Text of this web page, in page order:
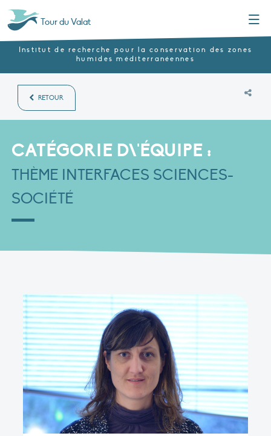
Tour du Valat
Institut de recherche pour la conservation des zones
humides méditerranéennes
RETOUR
CATÉGORIE D\'ÉQUIPE :
THÈME INTERFACES SCIENCES-
SOCIÉTÉ